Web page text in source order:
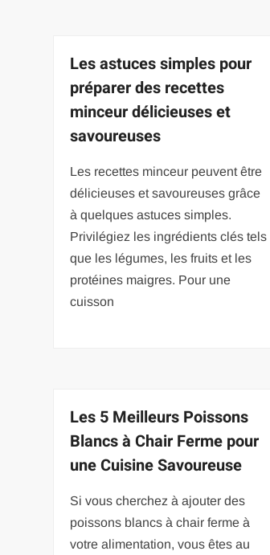
Les astuces simples pour
préparer des recettes
minceur délicieuses et
savoureuses
Les recettes minceur peuvent être
délicieuses et savoureuses grâce
à quelques astuces simples.
Privilégiez les ingrédients clés tels
que les légumes, les fruits et les
protéines maigres. Pour une
cuisson
Les 5 Meilleurs Poissons
Blancs à Chair Ferme pour
une Cuisine Savoureuse
Si vous cherchez à ajouter des
poissons blancs à chair ferme à
votre alimentation, vous êtes au